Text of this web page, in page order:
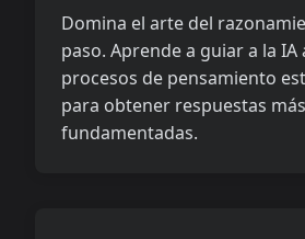
Domina el arte del
paso. Aprende a guiar a la IA
procesos de pensamiento
para obtener respuestas
fundamentadas.